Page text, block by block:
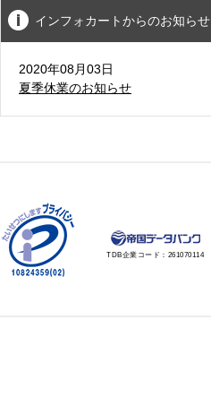
インフォカートからのお知らせ
2020年08月03日
夏季休業のお知らせ
TDB企業コード： 261070114